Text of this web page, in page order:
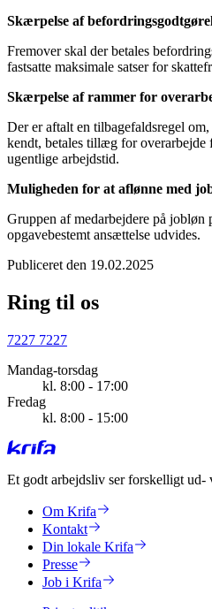
Skærpelse af
Fremover skal der betales
fastsatte maksimale satser for
Skærpelse af rammer for
Der er aftalt en tilbagefaldsregel
kendt, betales tillæg for overarbejde
ugentlige arbejdstid.
Muligheden for at aflønne med
Gruppen af medarbejdere på jobløn
opgavebestemt ansættelse udvides.
Publiceret den 19.02.2025
Ring til os
7227 7227
Mandag-torsdag
kl. 8:00 - 17:00
Fredag
kl. 8:00 - 15:00
Et godt arbejdsliv ser forskelligt ud-
Om Krifa
Kontakt
Din lokale Krifa
Presse
Job i Krifa